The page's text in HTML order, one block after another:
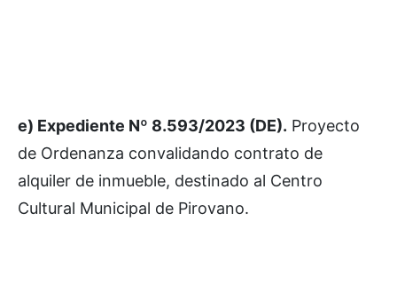
e) Expediente Nº 8.593/2023 (DE). Proyecto
de Ordenanza convalidando contrato de
alquiler de inmueble, destinado al Centro
Cultural Municipal de Pirovano.